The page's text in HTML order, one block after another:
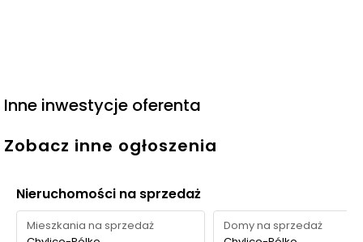
Inne inwestycje oferenta
Zobacz inne ogłoszenia
Nieruchomości na sprzedaż
Mieszkania na sprzedaż
Domy na sprzedaż